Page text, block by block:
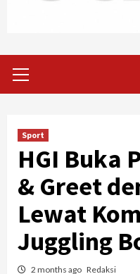
Menu
Sport
HGI Buka
& Greet
Lewat
Juggling
2 months ago Redaksi